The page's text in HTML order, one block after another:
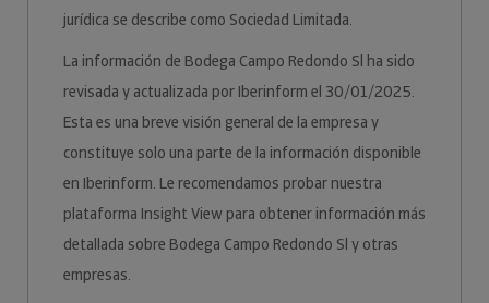
jurídica se describe como Sociedad Limitada.
La información de Bodega Campo Redondo Sl ha sido
revisada y actualizada por Iberinform el 30/01/2025.
Esta es una breve visión general de la empresa y
constituye solo una parte de la información disponible
en Iberinform. Le recomendamos probar nuestra
plataforma Insight View para obtener información más
detallada sobre Bodega Campo Redondo Sl y otras
empresas.